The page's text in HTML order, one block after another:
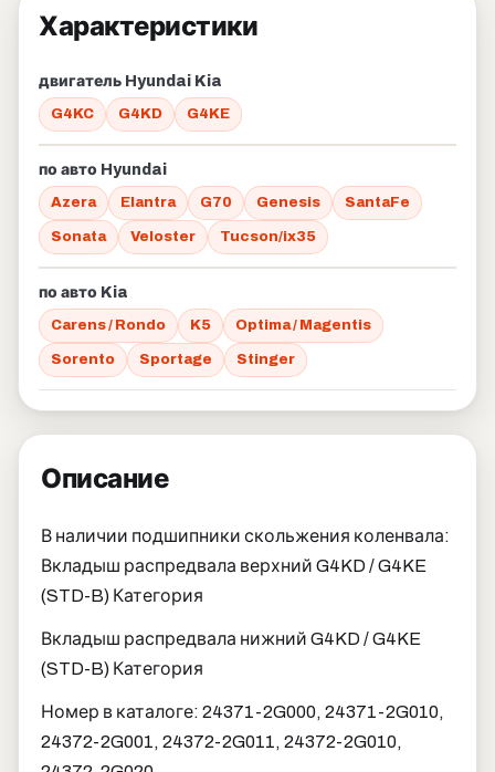
Характеристики
двигатель Hyundai Kia
G4KC G4KD G4KE
по авто Hyundai
Azera Elantra G70 Genesis SantaFe
Sonata Veloster Tucson/ix35
по авто Kia
Carens / Rondo K5 Optima / Magentis
Sorento Sportage Stinger
Описание
В наличии подшипники скольжения коленвала:
Вкладыш распредвала верхний G4KD / G4KE
(STD-B) Категория
Вкладыш распредвала нижний G4KD / G4KE
(STD-B) Категория
Номер в каталоге: 24371-2G000, 24371-2G010,
24372-2G001, 24372-2G011, 24372-2G010,